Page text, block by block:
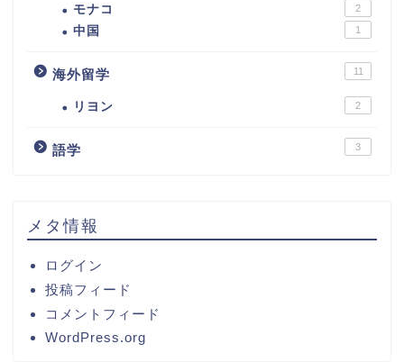
モナコ 2
中国 1
海外留学 11
リヨン 2
語学 3
メタ情報
ログイン
投稿フィード
コメントフィード
WordPress.org